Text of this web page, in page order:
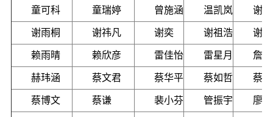
童可科 童瑞婷 曾施涵 温凯岚 谢
谢雨桐 谢祎凡 谢奕 谢祖浩 谢
赖雨晴 赖欣彦 雷佳怡 雷星月 詹
赫玮涵 蔡文君 蔡华平 蔡如哲 蔡
蔡博文 蔡谦 裴小芬 管振宇 廖